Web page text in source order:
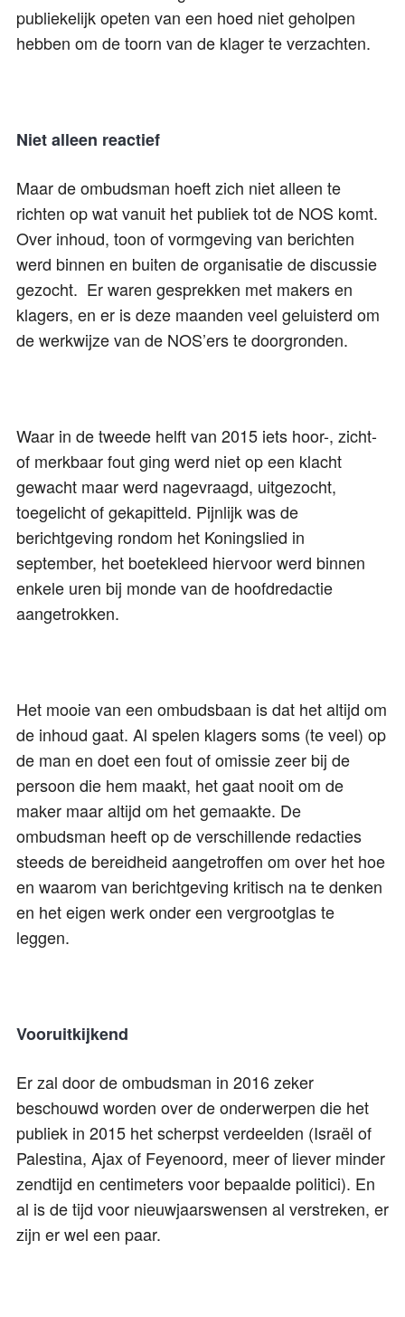
publiekelijk opeten van een hoed niet geholpen
hebben om de toorn van de klager te verzachten.
Niet alleen reactief
Maar de ombudsman hoeft zich niet alleen te
richten op wat vanuit het publiek tot de NOS komt.
Over inhoud, toon of vormgeving van berichten
werd binnen en buiten de organisatie de discussie
gezocht. Er waren gesprekken met makers en
klagers, en er is deze maanden veel geluisterd om
de werkwijze van de NOS’ers te doorgronden.
Waar in de tweede helft van 2015 iets hoor-, zicht-
of merkbaar fout ging werd niet op een klacht
gewacht maar werd nagevraagd, uitgezocht,
toegelicht of gekapitteld. Pijnlijk was de
berichtgeving rondom het Koningslied in
september, het boetekleed hiervoor werd binnen
enkele uren bij monde van de hoofdredactie
aangetrokken.
Het mooie van een ombudsbaan is dat het altijd om
de inhoud gaat. Al spelen klagers soms (te veel) op
de man en doet een fout of omissie zeer bij de
persoon die hem maakt, het gaat nooit om de
maker maar altijd om het gemaakte. De
ombudsman heeft op de verschillende redacties
steeds de bereidheid aangetroffen om over het hoe
en waarom van berichtgeving kritisch na te denken
en het eigen werk onder een vergrootglas te
leggen.
Vooruitkijkend
Er zal door de ombudsman in 2016 zeker
beschouwd worden over de onderwerpen die het
publiek in 2015 het scherpst verdeelden (Israël of
Palestina, Ajax of Feyenoord, meer of liever minder
zendtijd en centimeters voor bepaalde politici). En
al is de tijd voor nieuwjaarswensen al verstreken, er
zijn er wel een paar.